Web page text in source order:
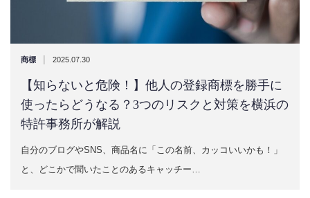
商標 | 2025.07.30
【知らないと危険！】他人の登録商標を勝手に
使ったらどうなる？3つのリスクと対策を横浜の
特許事務所が解説
自分のブログやSNS、商品名に「この名前、カッコいいかも！」
と、どこかで聞いたことのあるキャッチー…